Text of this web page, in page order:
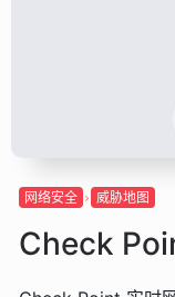
网络安全 威胁地图
Check